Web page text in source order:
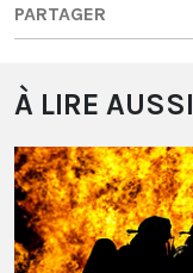
PARTAGER
À LIRE AUSSI